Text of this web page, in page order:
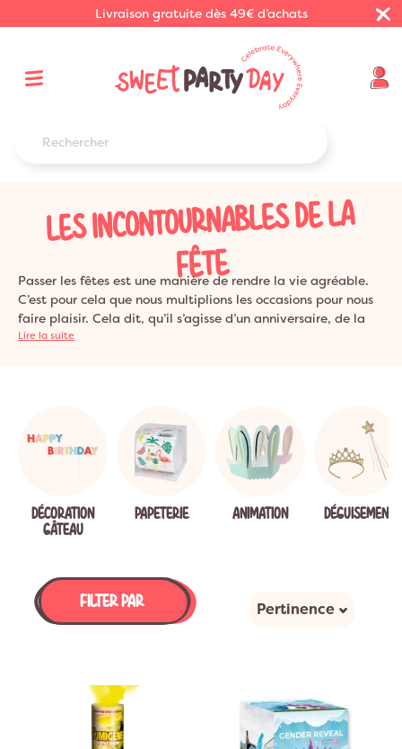
Livraison gratuite dès 49€ d’achats
LES INCONTOURNABLES DE LA
FÊTE
Passer les fêtes est une manière de rendre la vie agréable.
C’est pour cela que nous multiplions les occasions pour nous
faire plaisir. Cela dit, qu’il s’agisse d’un anniversaire, de la
révélation du sexe d’un enfant, de mariage… il y a des
Lire la suite
DÉCORATION
GÂTEAU
PAPETERIE ANIMATION DÉGUISEMENT
FILTER PAR Pertinence